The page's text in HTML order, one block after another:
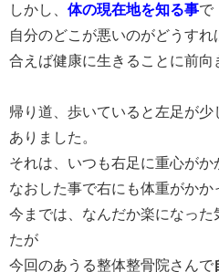
しかし、 体の現在地を知る事で
自分のどこが悪いのがどうす
合えば健康に生きることに前向
帰り道、歩いていると左足が
ありました。
それは、いつも右足に重心が
なおした事で右にも体重がかか
今までは、なんだか楽になった
たが
今回のあうる整体整骨院さんで